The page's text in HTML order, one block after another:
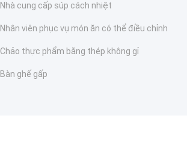
Nhà cung cấp súp cách nhiệt
Nhân viên phục vụ món ăn có thể điều chỉnh
Chảo thực phẩm bằng thép không gỉ
Bàn ghế gấp